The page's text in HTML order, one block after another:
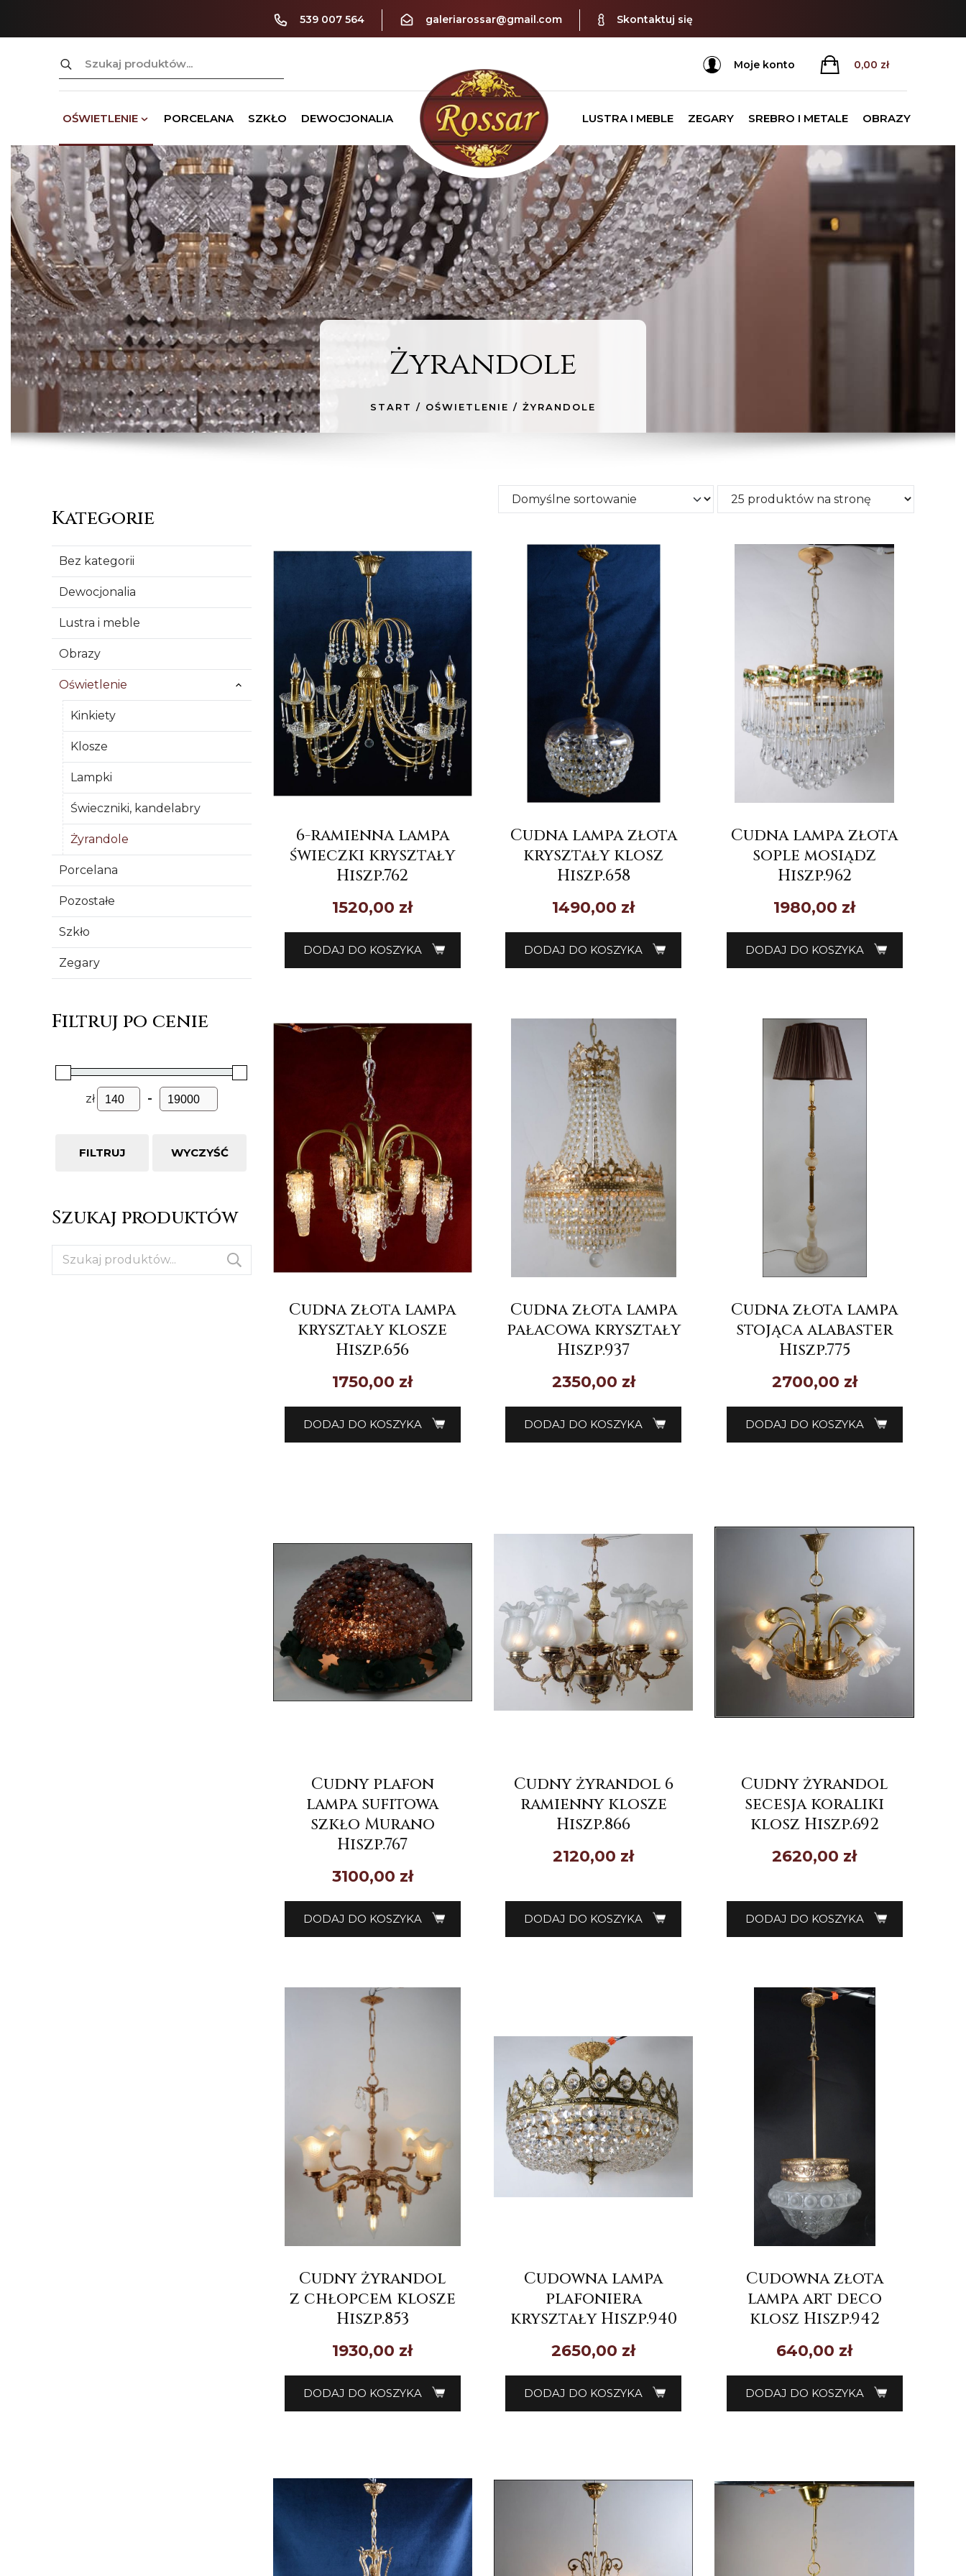
539 007 564 galeriarossar@gmail.com Skontaktuj się
Szukaj: Moje konto 0,00 zł
OŚWIETLENIE PORCELANA SZKŁO DEWOCJONALIA LUSTRA I MEBLE ZEGARY SREBRO I METALE OBRAZY
Żyrandole
START / OŚWIETLENIE / ŻYRANDOLE
Kategorie
Bez kategorii
Dewocjonalia
Lustra i meble
Obrazy
Oświetlenie
Kinkiety
Klosze
Lampki
Świeczniki, kandelabry
Żyrandole
Porcelana
Pozostałe
Szkło
Zegary
Filtruj po cenie
zł -
FILTRUJ WYCZYŚĆ
Szukaj produktów
Szukaj:
6-ramienna lampa
świeczki kryształy
Hiszp.762
1520,00 zł
DODAJ DO KOSZYKA
Cudna lampa złota
kryształy klosz
Hiszp.658
1490,00 zł
DODAJ DO KOSZYKA
Cudna lampa złota
sople mosiądz
Hiszp.962
1980,00 zł
DODAJ DO KOSZYKA
Cudna złota lampa
kryształy klosze
Hiszp.656
1750,00 zł
DODAJ DO KOSZYKA
Cudna złota lampa
pałacowa kryształy
Hiszp.937
2350,00 zł
DODAJ DO KOSZYKA
Cudna złota lampa
stojąca alabaster
Hiszp.775
2700,00 zł
DODAJ DO KOSZYKA
Cudny plafon
lampa sufitowa
szkło Murano
Hiszp.767
3100,00 zł
DODAJ DO KOSZYKA
Cudny żyrandol 6
ramienny klosze
Hiszp.866
2120,00 zł
DODAJ DO KOSZYKA
Cudny żyrandol
secesja koraliki
klosz Hiszp.692
2620,00 zł
DODAJ DO KOSZYKA
Cudny żyrandol
z chłopcem klosze
Hiszp.853
1930,00 zł
DODAJ DO KOSZYKA
Cudowna lampa
plafoniera
kryształy Hiszp.940
2650,00 zł
DODAJ DO KOSZYKA
Cudowna złota
lampa art deco
klosz Hiszp.942
640,00 zł
DODAJ DO KOSZYKA